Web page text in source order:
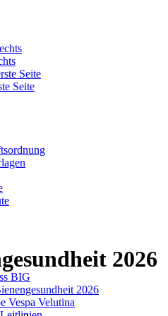
Seite
Seite
BIG
2026
Vespa Velutina
2026